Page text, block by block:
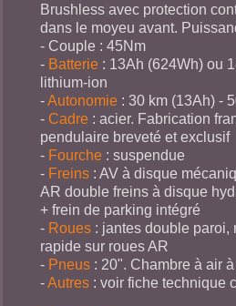
Brushless avec protection
dans le moyeu avant.
- Couple : 45Nm
- Batterie : 13Ah (624Wh) ou
lithium-ion
-Autonomie : 30 km (13Ah) -
- Cadre : acier. Fabrication
pendulaire breveté et exclusif
- Fourche : suspendue
- Freins : AV à disque
AR double freins à disque
+ frein de parking intégré
- Roues : jantes double paroi,
rapide sur roues AR
- Pneus : 20". Chambre à air
-Autres : voir fiche technique